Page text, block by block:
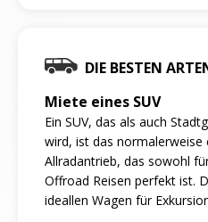
DIE BESTEN
Miete eines SUV
Ein SUV, das als auch
wird, ist das normalerweise
Allradantrieb, das sowohl
Offroad Reisen perfekt ist.
ideallen Wagen für